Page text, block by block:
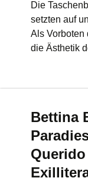
Die
setzten auf
Als Vorboten
die Ästhetik
Bettina